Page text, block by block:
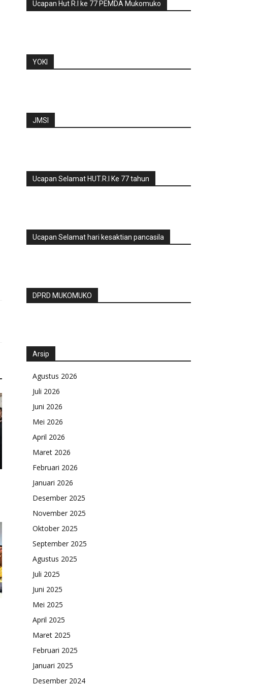
Ucapan Hut R.I ke 77 PEMDA Mukomuko
YOKI
JMSI
Ucapan Selamat HUT.R.I Ke 77 tahun
Ucapan Selamat hari kesaktian pancasila
DPRD MUKOMUKO
Arsip
Agustus 2026
Juli 2026
Juni 2026
Mei 2026
April 2026
Maret 2026
Februari 2026
Januari 2026
Desember 2025
November 2025
Oktober 2025
September 2025
Agustus 2025
Juli 2025
Juni 2025
Mei 2025
April 2025
Maret 2025
Februari 2025
Januari 2025
Desember 2024